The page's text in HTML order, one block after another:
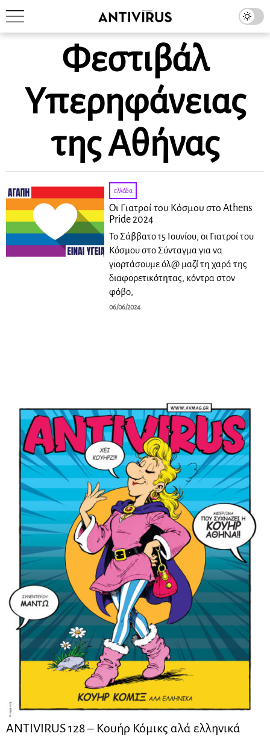
Φεστιβάλ
Υπερηφάνειας
της Αθήνας
ελλάδα
Οι Γιατροί του Κόσμου στο Athens
Pride 2024
Το Σάββατο 15 Ιουνίου, οι Γιατροί του
Κόσμου στο Σύνταγμα για να
γιορτάσουμε όλ@ μαζί τη χαρά της
διαφορετικότητας, κόντρα στον
φόβο,
06/06/2024
ANTIVIRUS 128 – Kουήρ Κόμικς αλά ελληνικά